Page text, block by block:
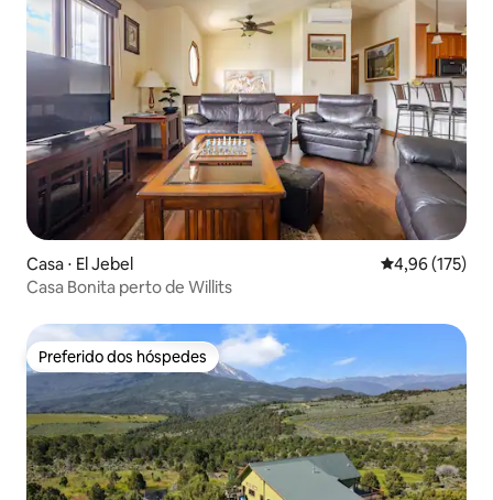
Casa ⋅ El Jebel 4,96 de uma
4,96 (175)
Casa Bonita perto de Willits
Preferido dos hóspedes
Preferido dos hóspedes